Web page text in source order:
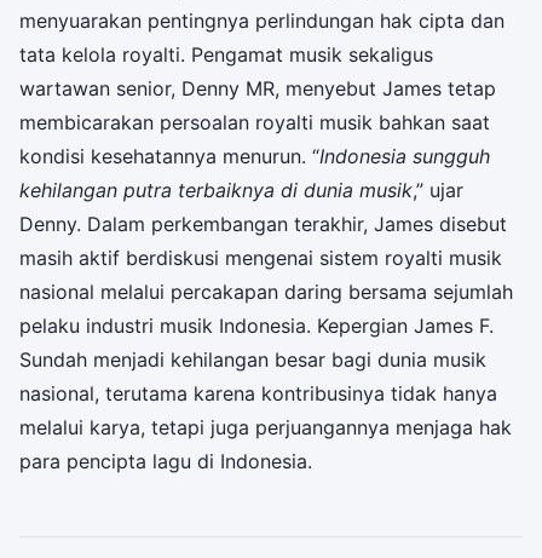
menyuarakan pentingnya perlindungan hak cipta dan
tata kelola royalti. Pengamat musik sekaligus
wartawan senior, Denny MR, menyebut James tetap
membicarakan persoalan royalti musik bahkan saat
kondisi kesehatannya menurun. “Indonesia sungguh
kehilangan putra terbaiknya di dunia musik,” ujar
Denny. Dalam perkembangan terakhir, James disebut
masih aktif berdiskusi mengenai sistem royalti musik
nasional melalui percakapan daring bersama sejumlah
pelaku industri musik Indonesia. Kepergian James F.
Sundah menjadi kehilangan besar bagi dunia musik
nasional, terutama karena kontribusinya tidak hanya
melalui karya, tetapi juga perjuangannya menjaga hak
para pencipta lagu di Indonesia.